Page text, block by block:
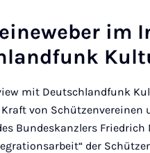
im
mit Deutschlandfunk
von Schützenvereinen
Bundeskanzlers
der